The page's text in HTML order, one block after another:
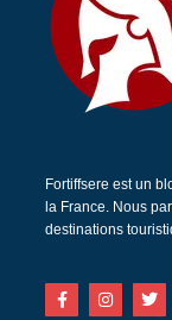
Fortiffsere est un
la France. Nous
destinations